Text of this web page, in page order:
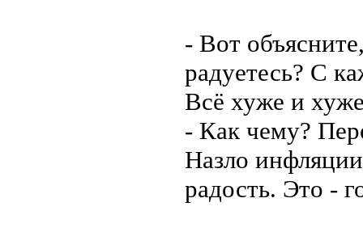
- Вот
радуетесь? С
Всё хуже и
- Как чему?
Назло
радость. Это -